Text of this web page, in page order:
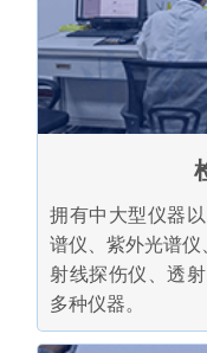
拥有中大型仪器
谱仪、紫外光谱
射线探伤仪、透
多种仪器。